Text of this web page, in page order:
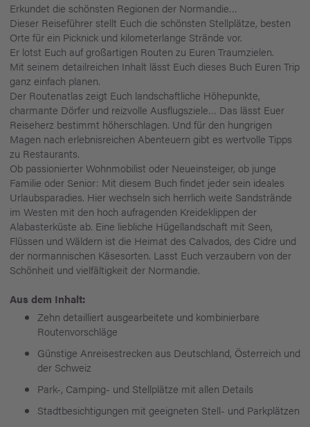
Erkundet die schönsten Regionen der Normandie…
Dieser Reiseführer stellt Euch die schönsten Stellplätze, besten
Orte für ein Picknick und kilometerlange Strände vor.
Er lotst Euch auf großartigen Routen zu Euren Traumzielen.
Mit seinem detailreichen Inhalt lässt Euch dieses Buch Euren Trip
ganz einfach planen.
Der Routenatlas zeigt Euch landschaftliche Höhepunkte,
charmante Dörfer und reizvolle Ausflugsziele… Das lässt Euer
Reiseherz bestimmt höherschlagen. Und für den hungrigen
Magen nach erlebnisreichen Abenteuern gibt es wertvolle Tipps
zu Restaurants.
Ob passionierter Wohnmobilist oder Neueinsteiger, ob junge
Familie oder Senior: Mit diesem Buch findet jeder sein ideales
Urlaubsparadies. Hier wechseln sich herrlich weite Sandstrände
im Westen mit den hoch aufragenden Kreideklippen der
Alabasterküste ab. Eine liebliche Hügellandschaft mit Seen,
Flüssen und Wäldern ist die Heimat des Calvados, des Cidre und
der normannischen Käsesorten. Lasst Euch verzaubern von der
Schönheit und vielfältigkeit der Normandie.
Aus dem Inhalt:
Zehn detailliert ausgearbeitete und kombinierbare
Routenvorschläge
Günstige Anreisestrecken aus Deutschland, Österreich und
der Schweiz
Park-, Camping- und Stellplätze mit allen Details
Stadtbesichtigungen mit geeigneten Stell- und Parkplätzen